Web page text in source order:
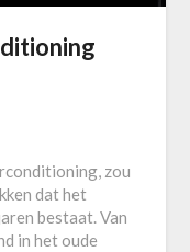
zou
dat het
bestaat. Van
in het oude